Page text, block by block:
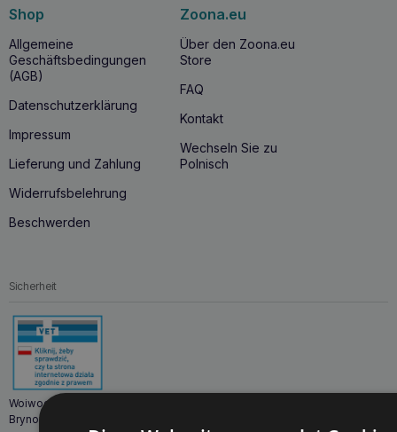
Shop
Allgemeine
Geschäftsbedingungen
(AGB)
Datenschutzerklärung
Impressum
Lieferung und Zahlung
Widerrufsbelehrung
Beschwerden
Zoona.eu
Über den Zoona.eu
Store
FAQ
Kontakt
Wechseln Sie zu
Polnisch
Sicherheit
Woiwodschaftliches Veterinärinspektorat in Katowice
Brynowska 25 A, 40-585 Katowice, Polen.